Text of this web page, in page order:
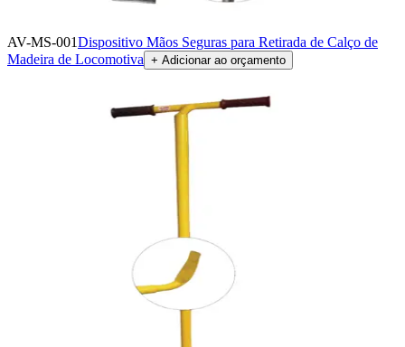
AV-MS-001Dispositivo Mãos Seguras para Retirada de Calço de
Madeira de Locomotiva + Adicionar ao orçamento